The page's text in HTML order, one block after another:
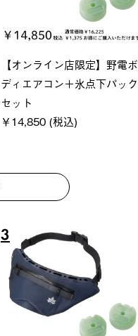
グランベーシック スペースベ
ース・オクタゴン-BJ
￥209,000 (税込)
7